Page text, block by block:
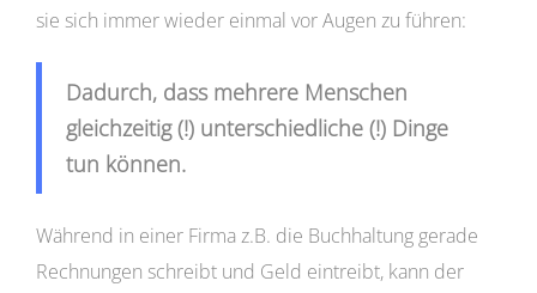
sie sich immer wieder einmal vor Augen zu führen:
Dadurch, dass mehrere Menschen
gleichzeitig (!) unterschiedliche (!) Dinge
tun können.
Während in einer Firma z.B. die Buchhaltung gerade
Rechnungen schreibt und Geld eintreibt, kann der